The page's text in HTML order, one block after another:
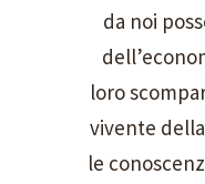
da noi
loro
vivente
le